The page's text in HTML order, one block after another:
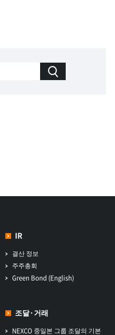
IR
결산 정보
주주총회
Green Bond (English)
조달·거래
NEXCO 중일본 그룹 조달의 기본